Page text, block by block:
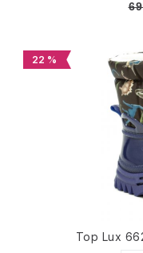
22 %
Top Lux